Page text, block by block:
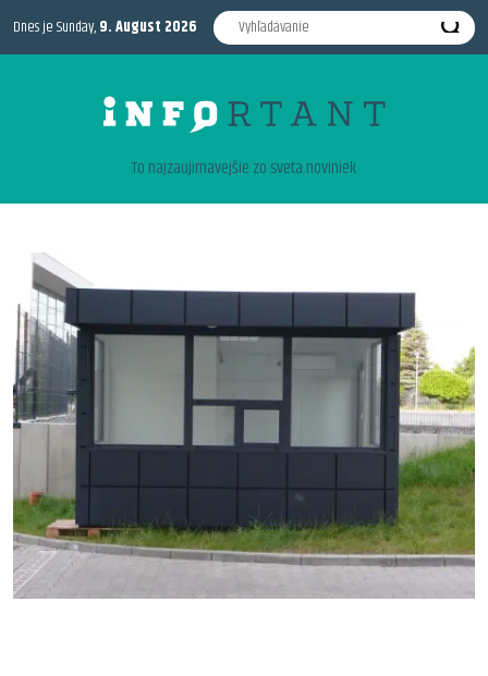
Dnes je Sunday,9. August 2026
To najzaujimavejšie zo sveta noviniek